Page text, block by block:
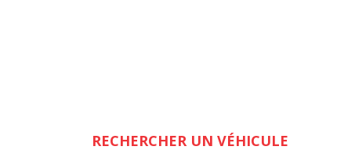
RECHERCHER UN VÉHICULE